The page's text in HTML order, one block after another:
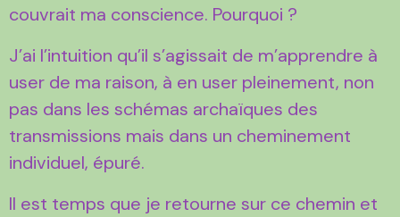
couvrait ma conscience. Pourquoi ?
J’ai l’intuition qu’il s’agissait de m’apprendre à
user de ma raison, à en user pleinement, non
pas dans les schémas archaïques des
transmissions mais dans un cheminement
individuel, épuré.
Il est temps que je retourne sur ce chemin et